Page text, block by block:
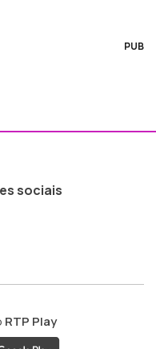
PUB
sociais
ao
RTP Play